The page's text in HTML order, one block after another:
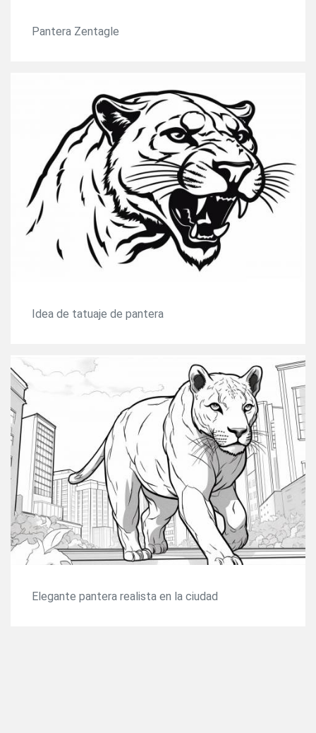
Pantera Zentagle
Idea de tatuaje de pantera
Elegante pantera realista en la ciudad